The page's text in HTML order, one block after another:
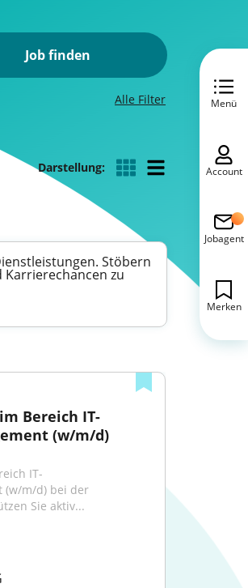
Job finden
Alle Filter
Darstellung:
Stöbern
zu
Bereich IT-
(w/m/d)
IT-
(w/m/d) bei der
Sie aktiv...
Menü
Account
Jobagent
Merken